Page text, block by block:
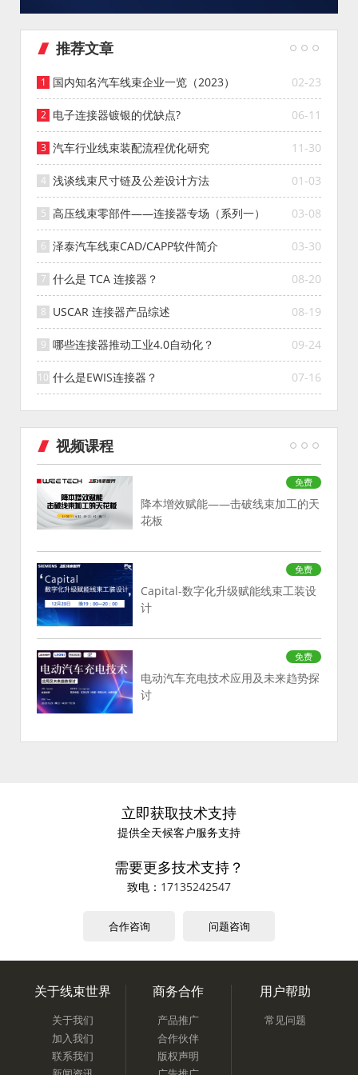
推荐文章
02-23
国内知名汽车线束企业一览（2023）
06-11
电子连接器镀银的优缺点?
11-30
汽车行业线束装配流程优化研究
01-03
浅谈线束尺寸链及公差设计方法
03-08
高压线束零部件——连接器专场（系列一）
03-30
泽泰汽车线束CAD/CAPP软件简介
08-20
什么是 TCA 连接器？
08-19
USCAR 连接器产品综述
09-24
哪些连接器推动工业4.0自动化？
07-16
什么是EWIS连接器？
视频课程
免费
降本增效赋能——击破线束加工的天
花板
免费
Capital-数字化升级赋能线束工装设
计
免费
电动汽车充电技术应用及未来趋势探
讨
立即获取技术支持
提供全天候客户服务支持
需要更多技术支持？
致电： 17135242547
合作咨询 问题咨询
关于线束世界
关于我们
加入我们
联系我们
商务合作
产品推广
合作伙伴
版权声明
用户帮助
常见问题